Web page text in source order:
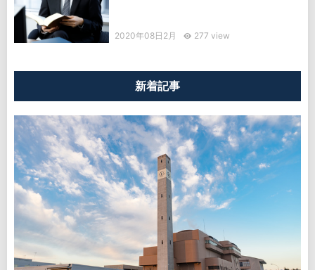
2020年08日2月 277 view
新着記事